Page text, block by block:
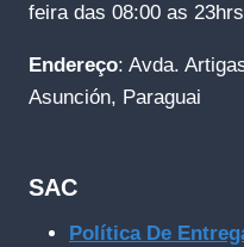
feira das 08:00 as 23hrs
Endereço: Avda.
Asunción, Paraguai
SAC
Política De